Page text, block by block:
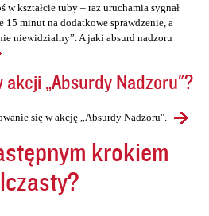
w kształcie tuby – raz uruchamia sygnał
15 minut na dodatkowe sprawdzenie, a
niewidzialny”. A jaki absurd nadzoru
„Absurdy Nadzoru"?
się w akcję „Absurdy Nadzoru".
krokiem